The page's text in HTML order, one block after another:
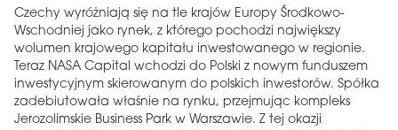
Czechy wyróżniają się na tle krajów Europy Środkowo-
Wschodniej jako rynek, z którego pochodzi największy
wolumen krajowego kapitału inwestowanego w regionie.
Teraz NASA Capital wchodzi do Polski z nowym funduszem
inwestycyjnym skierowanym do polskich inwestorów. Spółka
zadebiutowała właśnie na rynku, przejmując kompleks
Jerozolimskie Business Park w Warszawie. Z tej okazji